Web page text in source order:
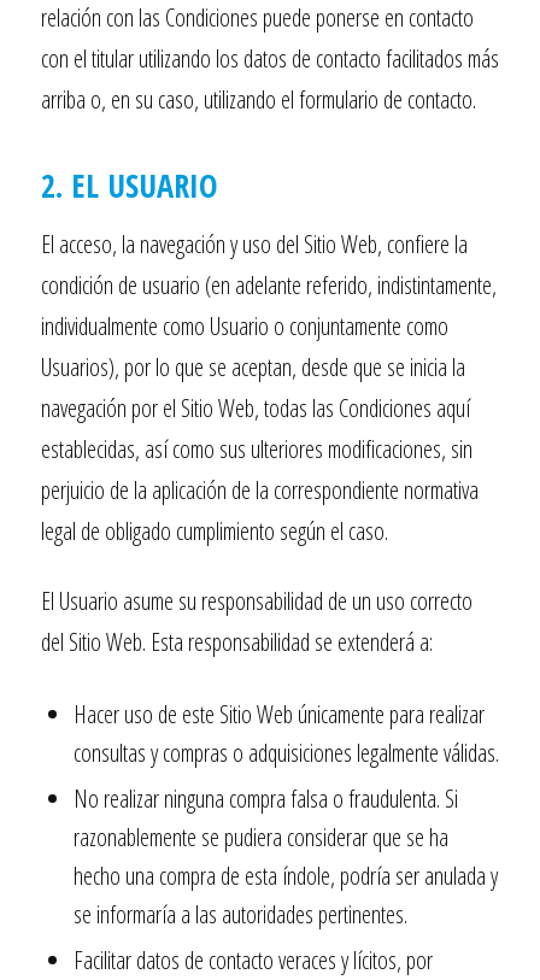
relación con las Condiciones puede ponerse en contacto
con el titular utilizando los datos de contacto facilitados más
arriba o, en su caso, utilizando el formulario de contacto.
2. EL USUARIO
El acceso, la navegación y uso del Sitio Web, confiere la
condición de usuario (en adelante referido, indistintamente,
individualmente como Usuario o conjuntamente como
Usuarios), por lo que se aceptan, desde que se inicia la
navegación por el Sitio Web, todas las Condiciones aquí
establecidas, así como sus ulteriores modificaciones, sin
perjuicio de la aplicación de la correspondiente normativa
legal de obligado cumplimiento según el caso.
El Usuario asume su responsabilidad de un uso correcto
del Sitio Web. Esta responsabilidad se extenderá a:
Hacer uso de este Sitio Web únicamente para realizar
consultas y compras o adquisiciones legalmente válidas.
No realizar ninguna compra falsa o fraudulenta. Si
razonablemente se pudiera considerar que se ha
hecho una compra de esta índole, podría ser anulada y
se informaría a las autoridades pertinentes.
Facilitar datos de contacto veraces y lícitos, por